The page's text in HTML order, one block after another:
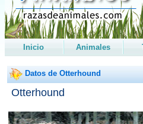
Inicio Animales
Datos de Otterhound
Otterhound